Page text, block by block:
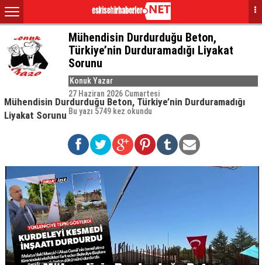
Mühendisin Durdurduğu Beton,
Türkiye’nin Durduramadığı Liyakat
Sorunu
Konuk Yazar
27 Haziran 2026 Cumartesi
Bu yazı 5749 kez okundu
Mühendisin Durdurduğu Beton, Türkiye’nin Durduramadığı
Liyakat Sorunu